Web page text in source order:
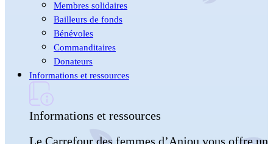
Membres solidaires
Bailleurs de fonds
Bénévoles
Commanditaires
Donateurs
Informations et ressources
Informations et ressources
Le Carrefour des femmes d’Anjou vous offre un